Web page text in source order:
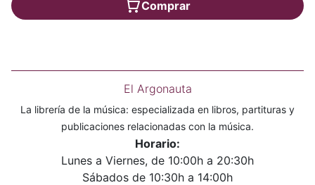
Comprar
El Argonauta
La librería de la música: especializada en libros, partituras y
publicaciones relacionadas con la música.
Horario:
Lunes a Viernes, de 10:00h a 20:30h
Sábados de 10:30h a 14:00h